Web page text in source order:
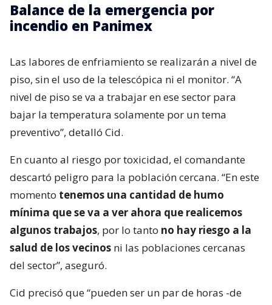
Balance de la emergencia por
incendio en Panimex
Las labores de enfriamiento se realizarán a nivel de
piso, sin el uso de la telescópica ni el monitor. “A
nivel de piso se va a trabajar en ese sector para
bajar la temperatura solamente por un tema
preventivo”, detalló Cid.
En cuanto al riesgo por toxicidad, el comandante
descartó peligro para la población cercana. “En este
momento tenemos una cantidad de humo
mínima que se va a ver ahora que realicemos
algunos trabajos, por lo tanto no hay riesgo a la
salud de los vecinos ni las poblaciones cercanas
del sector”, aseguró.
Cid precisó que “pueden ser un par de horas -de